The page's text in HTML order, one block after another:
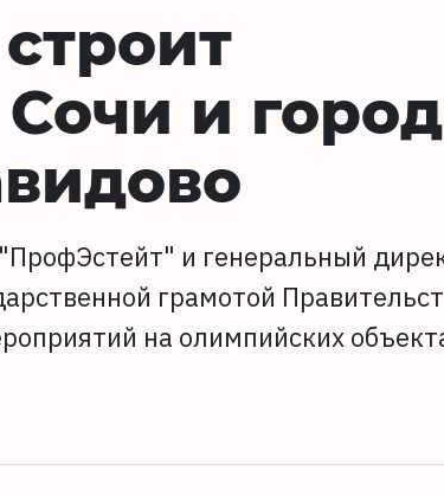
и город
и генеральный
грамотой
на олимпийских